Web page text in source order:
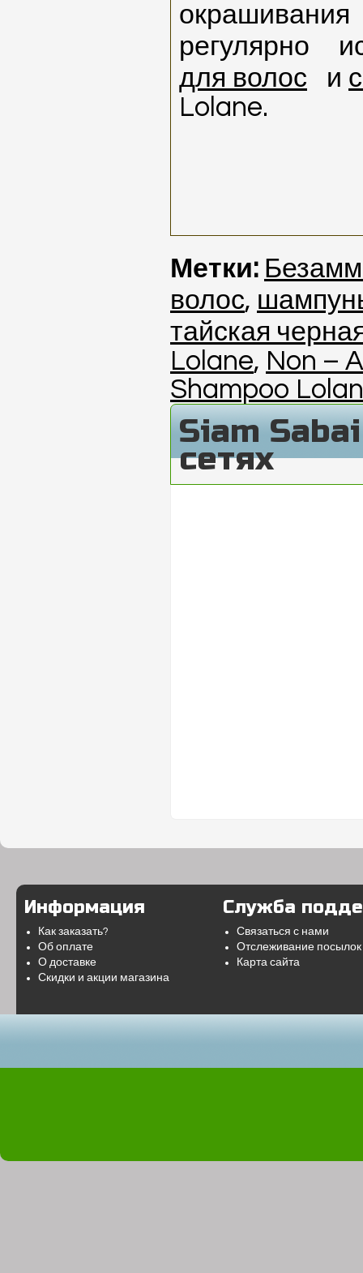
регулярно
для волос и
Lolane.
Метки:
волос,
тайская
Lolane, Non –
Shampoo
Siam
сетях
Информация
Как заказать?
Об оплате
О доставке
Скидки и акции магазина
Служба
Связаться с нами
Отслеживание посылок
Карта сайта